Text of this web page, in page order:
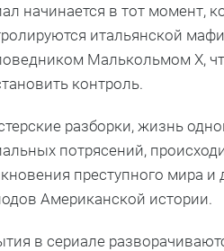
начинается в тот момент,
итальянской
Малькольмом X,
контроль.
разборки, жизнь
потрясений,
преступного мира
Американской истории.
в сериале